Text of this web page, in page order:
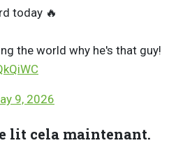
today 🔥
the world why he's that guy!
9, 2026
lit cela maintenant.